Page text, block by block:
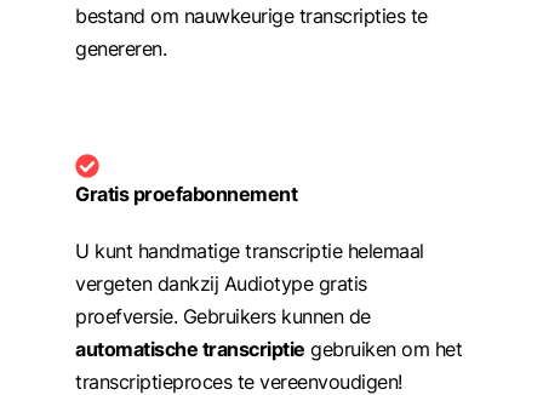
bestand om nauwkeurige transcripties te
genereren.
Gratis proefabonnement
U kunt handmatige transcriptie helemaal
vergeten dankzij Audiotype gratis
proefversie. Gebruikers kunnen de
automatische transcriptie gebruiken om het
transcriptieproces te vereenvoudigen!